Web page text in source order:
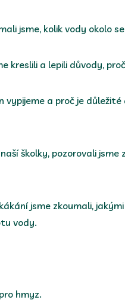
jsme, kolik vody okolo
kreslili a lepili důvody,
vypijeme a proč je
školky, pozorovali
jsme zkoumali,
vody.
hmyz.